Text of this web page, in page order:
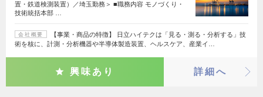
置・鉄道検測装置）／埼玉勤務＞ ■職務内容 モノづくり・
技術統括本部 …
会社概要
【事業・商品の特徴】 日立ハイテクは「見る・測る・分析する」技
術を核に、計測・分析機器や半導体製造装置、ヘルスケア、産業イ…
興味あり 詳細へ